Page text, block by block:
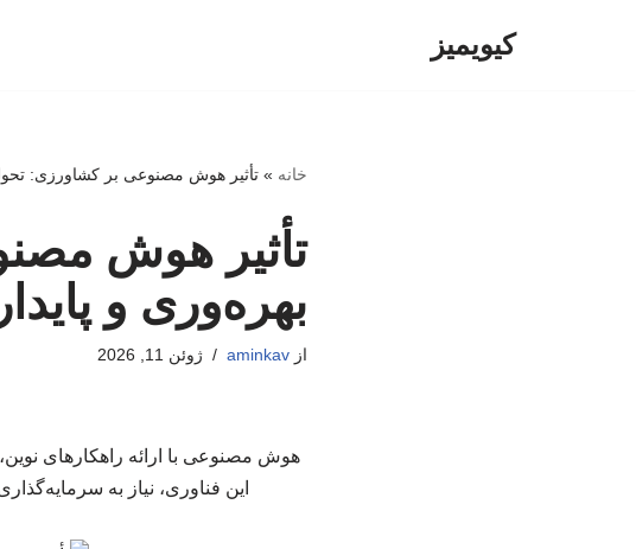
کیویمیز
خانه »تأثیر هوش مصنوعی بر کشاورزی:
تأثیر هوش
بهره‌وری و
ازaminkav ژوئن 11, 2026
هوش مصنوعی با ارائه راهکارهای نوین،
این فناوری، نیاز به